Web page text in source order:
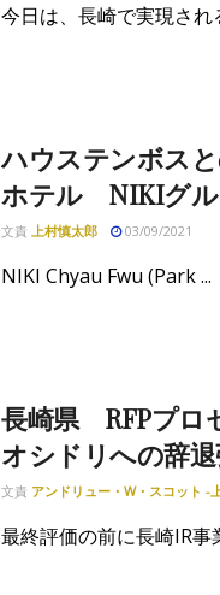
今日は、長崎で実現され
ハウステンボス
ホテル NIKIグル
文責 上村慎太郎 03/09/2021
NIKI Chyau Fwu (Park ...
長崎県 RFPプロ
オシドリへの辞
文責 アンドリュー・W・スコット -
最終評価の前に長崎IR事